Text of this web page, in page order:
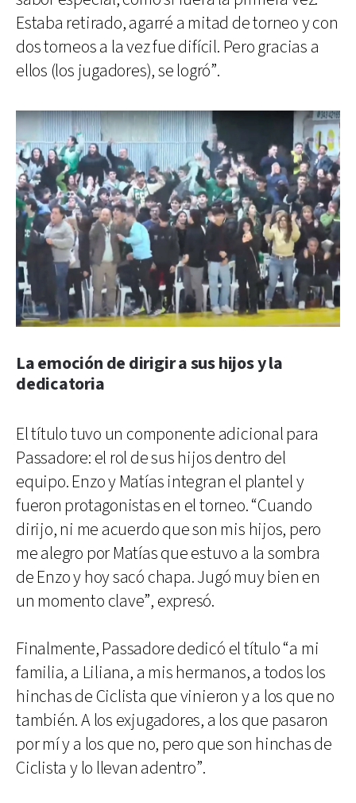
Estaba retirado, agarré a mitad de torneo y con
dos torneos a la vez fue difícil. Pero gracias a
ellos (los jugadores), se logró”.
La emoción de dirigir a sus hijos y la
dedicatoria
El título tuvo un componente adicional para
Passadore: el rol de sus hijos dentro del
equipo. Enzo y Matías integran el plantel y
fueron protagonistas en el torneo. “Cuando
dirijo, ni me acuerdo que son mis hijos, pero
me alegro por Matías que estuvo a la sombra
de Enzo y hoy sacó chapa. Jugó muy bien en
un momento clave”, expresó.
Finalmente, Passadore dedicó el título “a mi
familia, a Liliana, a mis hermanos, a todos los
hinchas de Ciclista que vinieron y a los que no
también. A los exjugadores, a los que pasaron
por mí y a los que no, pero que son hinchas de
Ciclista y lo llevan adentro”.